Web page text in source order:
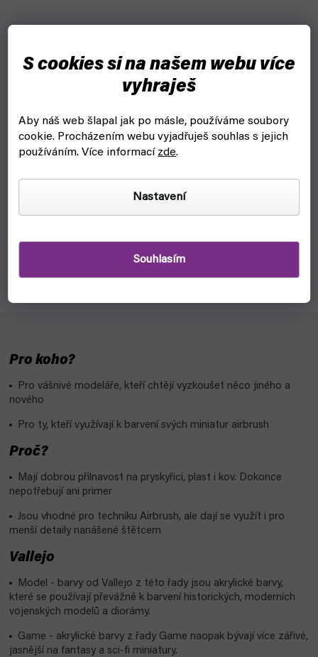
S cookies si na našem webu více
vyhraješ
Aby náš web šlapal jak po másle, používáme soubory
cookie. Procházením webu vyjadřuješ souhlas s jejich
používáním. Více informací zde.
Nastavení
Souhlasím
Stojan na barvy a štětce: AV Corner Paint mod. 26008
529 Kč
Praktický stojan na všechny tvé barvy a štětce, které
Pro koho?
Pro vášnivé modeláře, kteří chtějí vyzkoušet něco jiného a
nového
Pro ty, kteří využívají k barvení svých miniatur airbrush
Proč?
Mají dobrou přilnavost na pryskyřici, plast i kov. Dokonce
nepotřebují ani primer
Jsou vhodné pro techniku Airbrush, ale dají se využít i pro
menší detaily nanášené štětcem
Vallejo
Model - barvy od Vallejo z této řady jsou akrylické barvy,
které se používají převážně k barvení historických, moderních
vojenských modelů a diorámy.
Game - akrylické barvy z řady Game naopak bývají více zářivé,
jasnější na fantasy a sci-fi miniatury.